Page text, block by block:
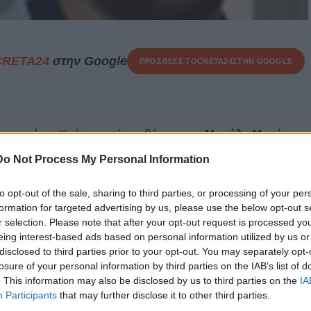
Not Process My Personal Information
opt-out of the sale, sharing to third parties, or processing of your
for targeted advertising by us, please use the below opt-out
selection. Please note that after your opt-out request is processed
interest-based ads based on personal information utilized by us
to third parties prior to your opt-out. You may separately
of your personal information by third parties on the IAB’s list of
This information may also be disclosed by us to third parties on the
Participants that may further disclose it to other third parties.
στην Google ΠΡΟΣΘΕΣΕ ΤΟCRETA24ΣΤΗΝ GOOGLE
Κρήτης, από τον θάνατο τουΜανώλη Μαράκη,
του Μανώλη, οι οποίοι ήταν τοστήριγμα του
υγείας με τα οποία πάλευε.Ο 24χρονος, που είχε
διάστημα κλήθηκε να δώσει μάχη με τον καρκίνο, όμως
τον Μανώληαύριο, Πέμπτη 4 Ιουνίου.